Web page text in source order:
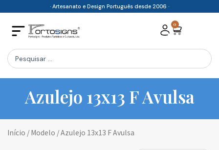
content
· Artesanato e Design Português desde 2006 ·
0
Cart
Search
...
Azulejo 13x13 F Avulsa
Início / Modelo / Azulejo 13x13 F Avulsa